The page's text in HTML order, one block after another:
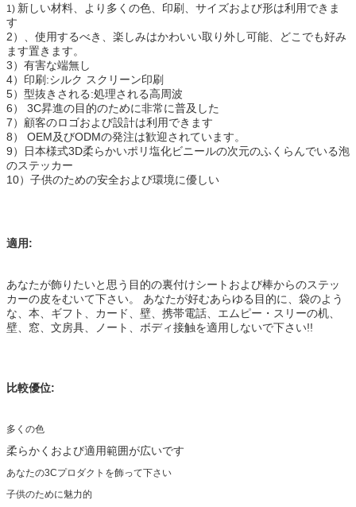
1) 新しい材料、より多くの色、印刷、サイズおよび形は利用できま
す
2）、使用するべき、楽しみはかわいい取り外し可能、どこでも好み
ます置きます。
3）有害な端無し
4）印刷:シルク スクリーン印刷
5）型抜きされる:処理される高周波
6） 3C昇進の目的のために非常に普及した
7）顧客のロゴおよび設計は利用できます
8） OEM及びODMの発注は歓迎されています。
9）日本様式3D柔らかいポリ塩化ビニールの次元のふくらんでいる泡
のステッカー
10）子供のための安全および環境に優しい
適用:
あなたが飾りたいと思う目的の裏付けシートおよび棒からのステッ
カーの皮をむいて下さい。 あなたが好むあらゆる目的に、袋のよう
な、本、ギフト、カード、壁、携帯電話、エムピー・スリーの机、
壁、窓、文房具、ノート、ボディ接触を適用しないで下さい!!
比較優位:
多くの色
柔らかくおよび適用範囲が広いです
あなたの3Cプロダクトを飾って下さい
子供のために魅力的